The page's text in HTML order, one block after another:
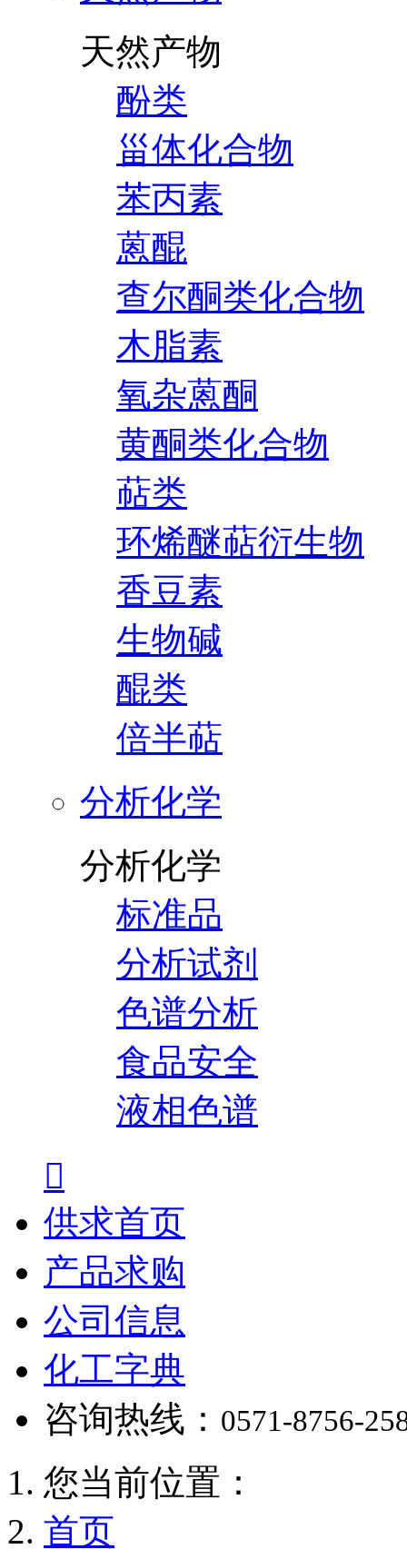
天然产物
酚类
甾体化合物
苯丙素
蒽醌
查尔酮类化合物
木脂素
氧杂蒽酮
黄酮类化合物
萜类
环烯醚萜衍生物
香豆素
生物碱
醌类
倍半萜
分析化学
分析化学
标准品
分析试剂
色谱分析
食品安全
液相色谱

供求首页
产品求购
公司信息
化工字典
咨询热线： 0571-8756-
您当前位置：
首页